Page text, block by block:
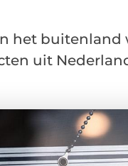
het
uit